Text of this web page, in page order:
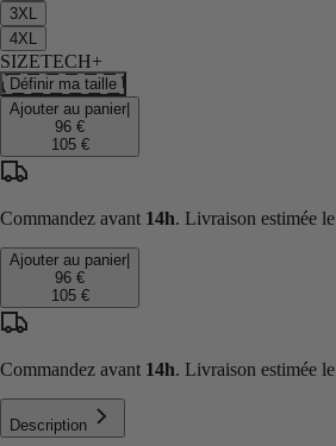
3XL
4XL
SIZETECH+
Définir ma taille
Ajouter au panier
96 €
105 €
Commandez avant 14h. Livraison estimée le
Ajouter au panier
96 €
105 €
Commandez avant 14h. Livraison estimée le
Description